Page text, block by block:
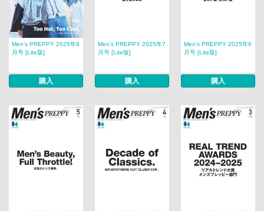
Men’s PREPPY 2025年8
月号 [Lite版]
購入
Men’s PREPPY 2025年7
月号 [Lite版]
購入
Men’s PREPPY 2025年6
月号 [Lite版]
購入